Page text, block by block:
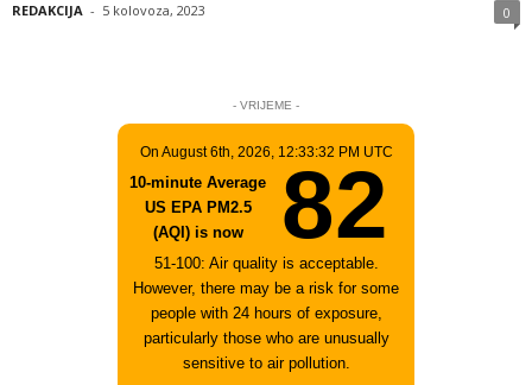
REDAKCIJA - 5 kolovoza, 2023 0
- VRIJEME -
On August 6th, 2026, 12:33:32 PM UTC
10-minute Average
US EPA PM2.5
(AQI) is now
82
51-100: Air quality is acceptable.
However, there may be a risk for some
people with 24 hours of exposure,
particularly those who are unusually
sensitive to air pollution.